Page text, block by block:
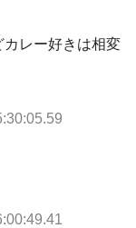
カレー好きは相変